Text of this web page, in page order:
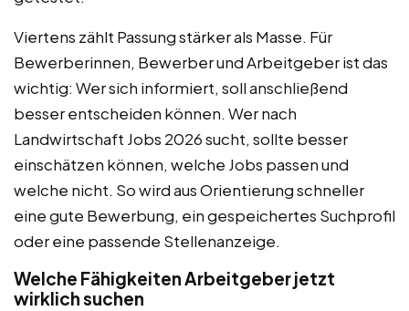
Viertens zählt Passung stärker als Masse. Für
Bewerberinnen, Bewerber und Arbeitgeber ist das
wichtig: Wer sich informiert, soll anschließend
besser entscheiden können. Wer nach
Landwirtschaft Jobs 2026 sucht, sollte besser
einschätzen können, welche Jobs passen und
welche nicht. So wird aus Orientierung schneller
eine gute Bewerbung, ein gespeichertes Suchprofil
oder eine passende Stellenanzeige.
Welche Fähigkeiten Arbeitgeber jetzt
wirklich suchen